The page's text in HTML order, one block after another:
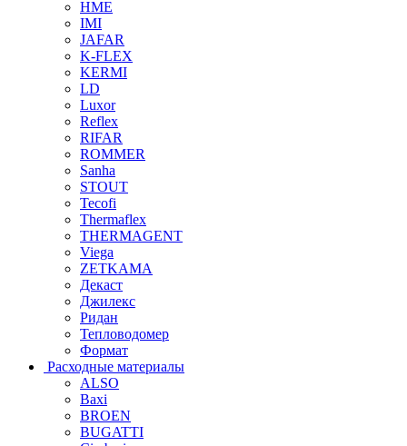
HME
IMI
JAFAR
K-FLEX
KERMI
LD
Luxor
Reflex
RIFAR
ROMMER
Sanha
STOUT
Tecofi
Thermaflex
THERMAGENT
Viega
ZETKAMA
Декаст
Джилекс
Ридан
Тепловодомер
Формат
Расходные материалы
ALSO
Baxi
BROEN
BUGATTI